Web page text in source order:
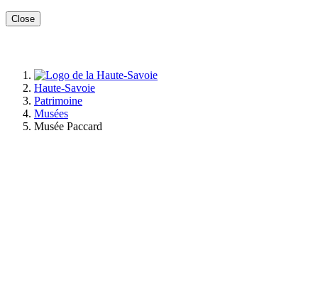
Close
Haute-Savoie
Patrimoine
Musées
Musée Paccard